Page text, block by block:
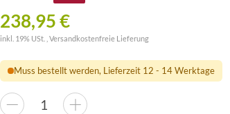
238,95 €
inkl. 19% USt. , Versandkostenfreie Lieferung
Muss bestellt werden, Lieferzeit 12 - 14 Werktage